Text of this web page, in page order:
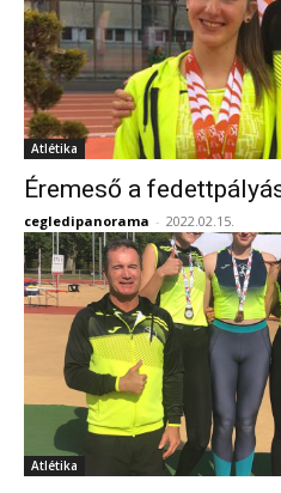
Atlétika
Éremeső a
cegledipanorama - 2022.02.15.
Atlétika